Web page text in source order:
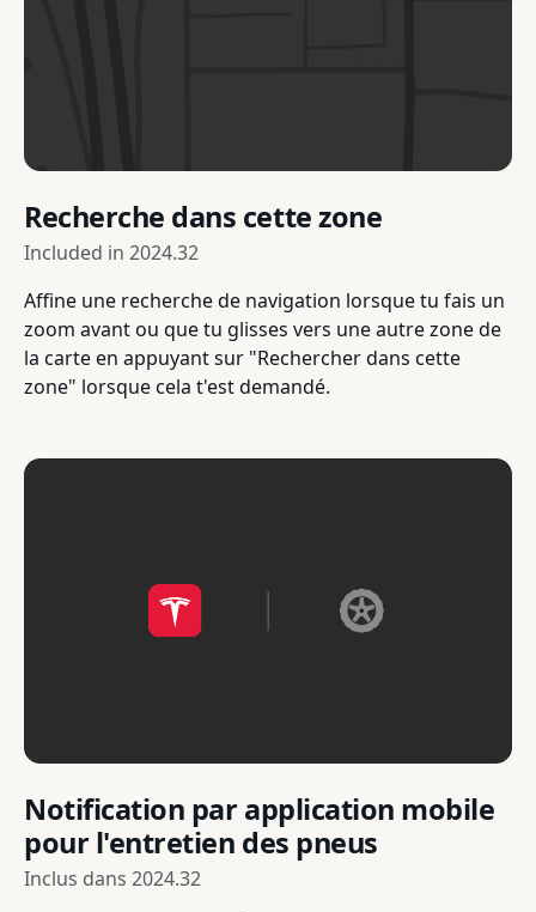
Recherche dans cette zone
Included in 2024.32
Affine une recherche de navigation lorsque tu fais un
zoom avant ou que tu glisses vers une autre zone de
la carte en appuyant sur "Rechercher dans cette
zone" lorsque cela t'est demandé.
Notification par application mobile
pour l'entretien des pneus
Inclus dans 2024.32